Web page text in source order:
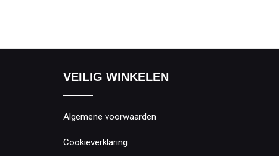
VEILIG WINKELEN
Algemene voorwaarden
Cookieverklaring